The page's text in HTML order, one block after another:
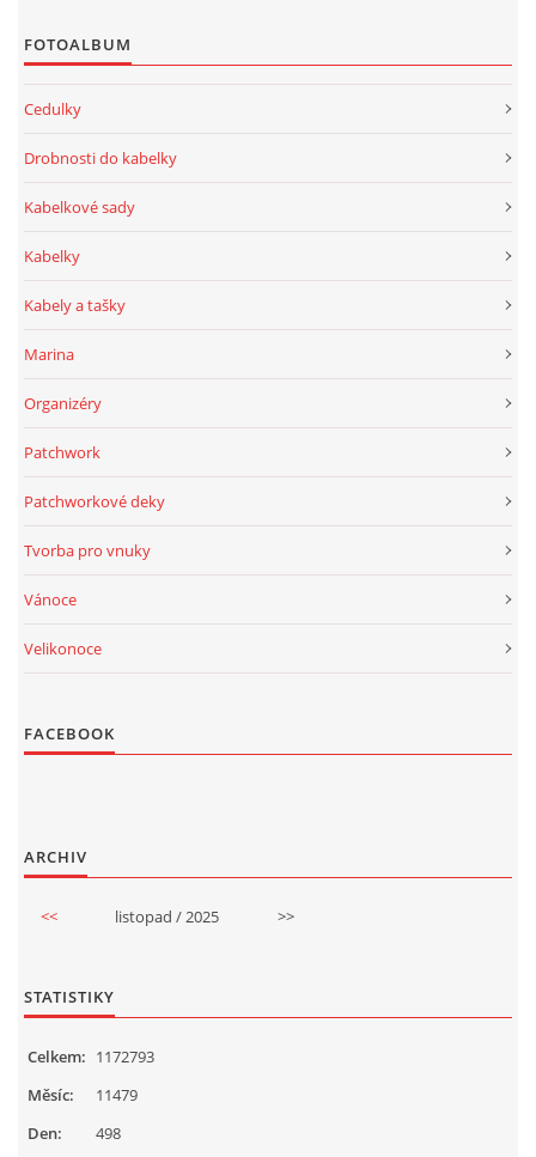
FOTOALBUM
Cedulky
Drobnosti do kabelky
Kabelkové sady
Kabelky
Kabely a tašky
Marina
Organizéry
Patchwork
Patchworkové deky
Tvorba pro vnuky
Vánoce
Velikonoce
FACEBOOK
ARCHIV
<< listopad / 2025 >>
STATISTIKY
Celkem: 1172793
Měsíc:
11479
Den:
498